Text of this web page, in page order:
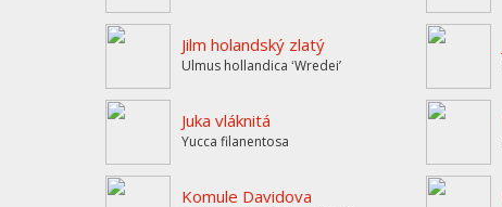
Jilm holandský zlatý
Ulmus hollandica ʻWredeiʼ
Juka vláknitá
Yucca filanentosa
Komule Davidova